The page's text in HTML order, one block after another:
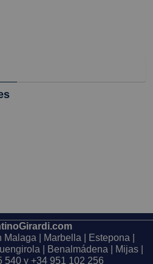
| Marbella | Estepona |
| Benalmádena | Mijas |
540y +34 951 102 256